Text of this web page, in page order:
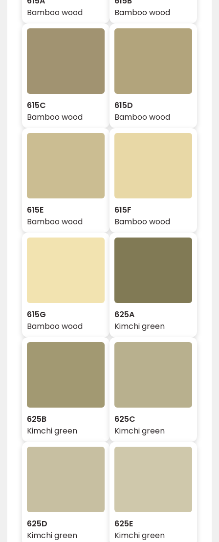
Bamboo wood
Bamboo wood
615C
Bamboo wood
615D
Bamboo wood
615E
Bamboo wood
615F
Bamboo wood
615G
Bamboo wood
625A
Kimchi green
625B
Kimchi green
625C
Kimchi green
625D
Kimchi green
625E
Kimchi green